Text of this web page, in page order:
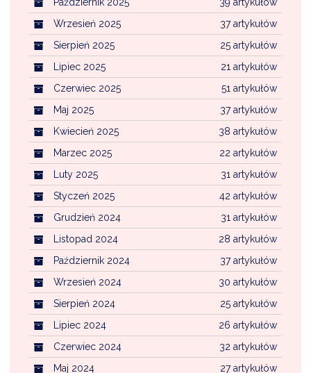
37 artykułów
Wrzesień 2025
25 artykułów
Sierpień 2025
21 artykułów
Lipiec 2025
51 artykułów
Czerwiec 2025
37 artykułów
Maj 2025
38 artykułów
Kwiecień 2025
22 artykułów
Marzec 2025
31 artykułów
Luty 2025
42 artykułów
Styczeń 2025
31 artykułów
Grudzień 2024
28 artykułów
Listopad 2024
37 artykułów
Październik 2024
30 artykułów
Wrzesień 2024
25 artykułów
Sierpień 2024
26 artykułów
Lipiec 2024
32 artykułów
Czerwiec 2024
27 artykułów
Maj 2024